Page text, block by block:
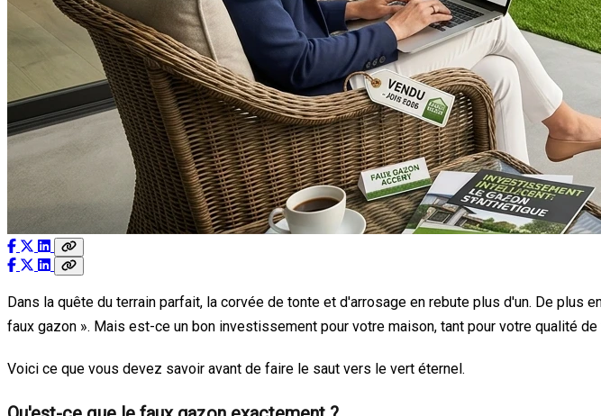
Dans la quête du terrain parfait, la corvée de tonte et d'arrosage en rebute plus d'un. De
faux gazon ». Mais est-ce un bon investissement pour votre maison, tant pour votre qualité de
Voici ce que vous devez savoir avant de faire le saut vers le vert éternel.